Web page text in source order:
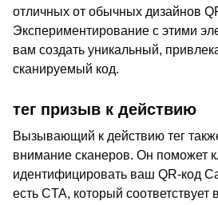
отличных от обычных дизайнов
Экспериментирование с этими
вам создать уникальный,
сканируемый код.
тег призыв к действию
Вызывающий к действию тег
внимание сканеров. Он поможет
идентифицировать ваш QR-код
есть CTA, который